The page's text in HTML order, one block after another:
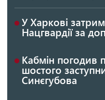
У Харкові
Нацгвардії за
Кабмін погодив
шостого
Синєгубова